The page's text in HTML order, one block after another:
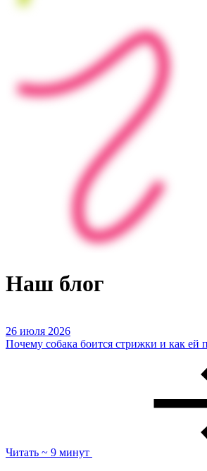
Наш блог
26 июля 2026
Почему собака боится стрижки и как ей
Читать ~ 9 минут